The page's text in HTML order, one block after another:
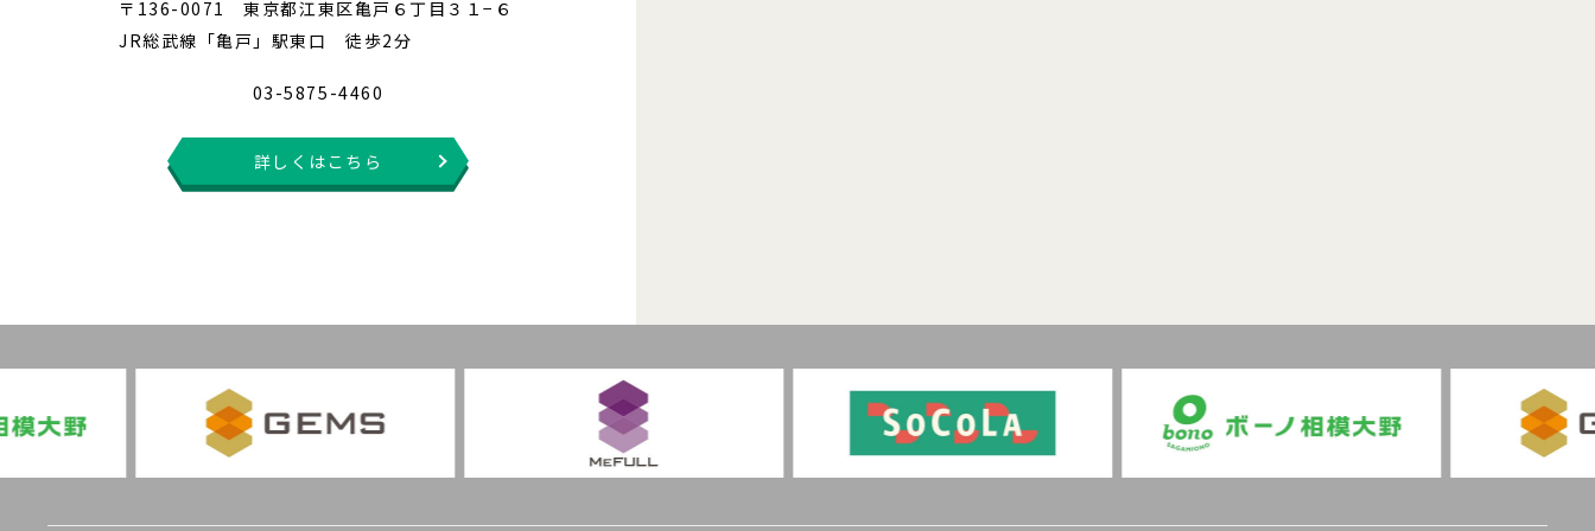
〒136-0071 東京都江東区亀戸６丁目３１−６
JR総武線「亀戸」駅東口 徒歩2分
03-5875-4460
詳しくはこちら